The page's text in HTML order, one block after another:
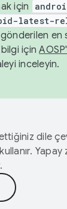
için
latest-
en
bilgi için
inceleyin.
dile
Yapay